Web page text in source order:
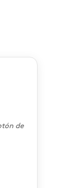
de